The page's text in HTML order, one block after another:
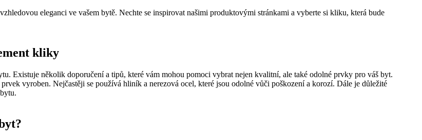
eleganci ve vašem bytě.‌ Nechte​ se inspirovat našimi produktovými stránkami a vyberte si kliku, která bude
kliky
Existuje několik doporučení a tipů,‌ které vám mohou pomoci vybrat nejen kvalitní, ale také odolné prvky pro váš byt.
vyroben. Nejčastěji se používá hliník⁢ a nerezová ocel, které jsou odolné vůči poškození a korozí. ⁣Dále je důležité